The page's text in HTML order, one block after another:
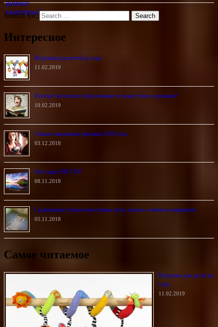
Search for:
Интересное
Игрушки для детей до года
11.02.2019
Почему бесплатное образование не может быть хорошим?
10.02.2019
Самые ожидаемые фильмы 2019 года
03.12.2018
Что такое HD-TVI?
08.11.2018
Сравниваем технологии стяжки пола: плюсы и минусы вариантов
05.11.2018
Самое читаемое
Игрушки для детей до
года
11.02.2019